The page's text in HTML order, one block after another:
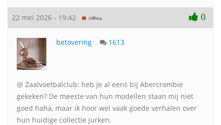
22 mei 2026 - 19:42 0
betovering 1613
@ Zaalvoetbalclub: heb je al eens bij Abercrombie
gekeken? De meeste van hun modellen staan mij niet
goed haha, maar ik hoor wel vaak goede verhalen over
hun huidige collectie jurken.